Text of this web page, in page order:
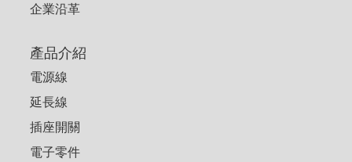
企業沿革
產品介紹
電源線
延長線
插座開關
電子零件